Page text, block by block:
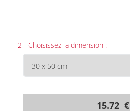
2 - Choisissez la dimension :
15.72 €